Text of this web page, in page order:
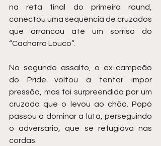
na reta final do primeiro round,
conectou uma sequência de cruzados
que arrancou até um sorriso do
“Cachorro Louco”.
No segundo assalto, o ex-campeão
do Pride voltou a tentar impor
pressão, mas foi surpreendido por um
cruzado que o levou ao chão. Popó
passou a dominar a luta, perseguindo
o adversário, que se refugiava nas
cordas.